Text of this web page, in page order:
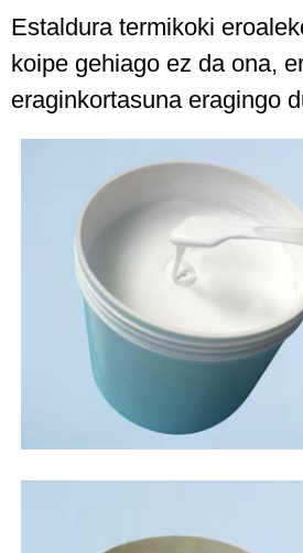
Estaldura termikoki
koipe gehiago ez da ona,
eraginkortasuna eragingo